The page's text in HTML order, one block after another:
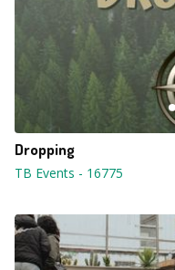
Dropping
TB Events - 16775